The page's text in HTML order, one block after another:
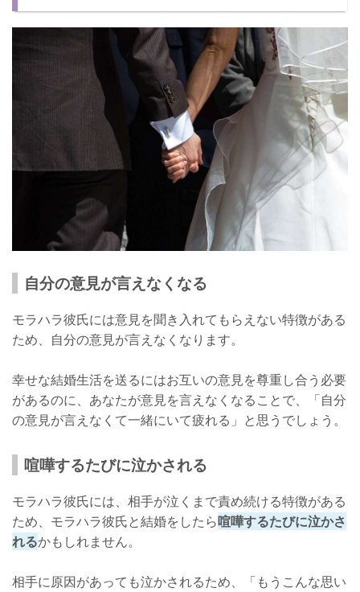
自分の非を認めて改善する
2人の時間を大切にしてくれる
後悔しないように結婚は慎重に！
自分の意見が言えなくなる
モラハラ彼氏には意見を聞き入れてもらえない特徴がある
ため、自分の意見が言えなくなります。
幸せな結婚生活を送るにはお互いの意見を尊重し合う必要
があるのに、あなたが意見を言えなくなることで、「自分
の意見が言えなくて一緒にいて疲れる」と思うでしょう。
喧嘩するたびに泣かされる
モラハラ彼氏には、相手が泣くまで責め続ける特徴がある
ため、モラハラ彼氏と結婚をしたら喧嘩するたびに泣かさ
れるかもしれません。
相手に原因があっても泣かされるため、「もうこんな思い